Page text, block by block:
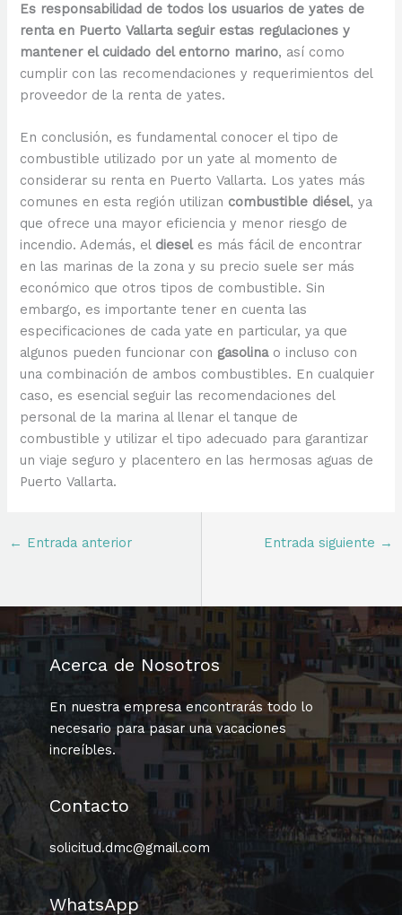
Es responsabilidad de todos los usuarios de yates de
renta en Puerto Vallarta seguir estas regulaciones y
mantener el cuidado del entorno marino, así como
cumplir con las recomendaciones y requerimientos del
proveedor de la renta de yates.
En conclusión, es fundamental conocer el tipo de
combustible utilizado por un yate al momento de
considerar su renta en Puerto Vallarta. Los yates más
comunes en esta región utilizan combustible diésel, ya
que ofrece una mayor eficiencia y menor riesgo de
incendio. Además, el dieseles más fácil de encontrar
en las marinas de la zona y su precio suele ser más
económico que otros tipos de combustible. Sin
embargo, es importante tener en cuenta las
especificaciones de cada yate en particular, ya que
algunos pueden funcionar con gasolinao incluso con
una combinación de ambos combustibles. En cualquier
caso, es esencial seguir las recomendaciones del
personal de la marina al llenar el tanque de
combustible y utilizar el tipo adecuado para garantizar
un viaje seguro y placentero en las hermosas aguas de
Puerto Vallarta.
← Entrada anterior Entrada siguiente →
Acerca de Nosotros
En nuestra empresa encontrarás todo lo
necesario para pasar una vacaciones
increíbles.
Contacto
solicitud.dmc@gmail.com
WhatsApp